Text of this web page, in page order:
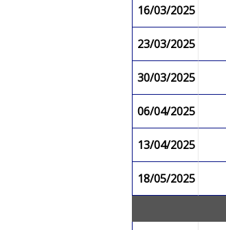
16/03/2025
23/03/2025
30/03/2025
06/04/2025
13/04/2025
18/05/2025